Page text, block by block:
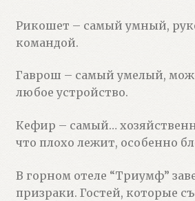
Рикошет – самый умный,
командой.
Гаврош – самый умелый,
любое устройство.
Кефир – самый…
что плохо лежит, особенно
В горном отеле “Триумф”
призраки. Гостей, которые